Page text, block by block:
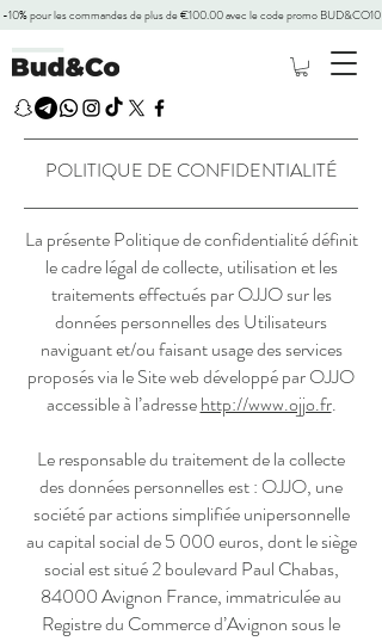
-10% pour les commandes de plus de €100.00 avec le code promo BUD&CO10
POLITIQUE DE CONFIDENTIALITÉ
La présente Politique de confidentialité définit
le cadre légal de collecte, utilisation et les
traitements effectués par OJJO sur les
données personnelles des Utilisateurs
naviguant et/ou faisant usage des services
proposés via le Site web développé par OJJO
accessible à l’adressehttp://www.ojjo.fr.
Le responsable du traitement de la collecte
des données personnelles est : OJJO, une
société par actions simplifiée unipersonnelle
au capital social de 5 000 euros, dont le siège
social est situé 2 boulevard Paul Chabas,
84000 Avignon France, immatriculée au
Registre du Commerce d’Avignon sous le